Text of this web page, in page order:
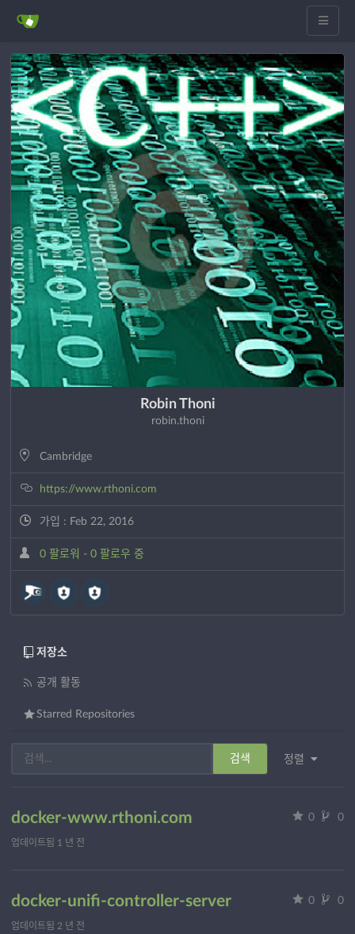
Robin Thoni
robin.thoni
Cambridge
https://www.rthoni.com
가입 : Feb 22, 2016
0 팔로워 - 0 팔로우 중
저장소
공개 활동
Starred Repositories
정렬
검색
docker-www.rthoni.com 0 0
업데이트됨 1 년 전
docker-unifi-controller-server 0 0
업데이트됨 2 년 전